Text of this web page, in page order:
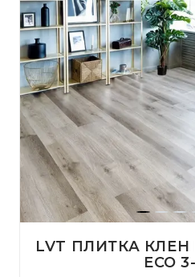
LVT ПЛИТКА
ECO